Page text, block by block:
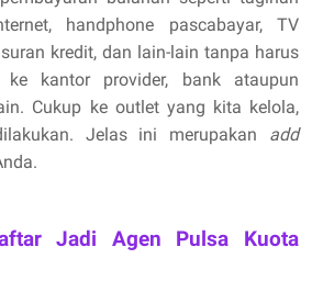
handphone pascabayar, TV
kredit, dan lain-lain tanpa harus
ke kantor provider, bank ataupun
Cukup ke outlet yang kita kelola,
Jelas ini merupakan add
Jadi Agen Pulsa Kuota